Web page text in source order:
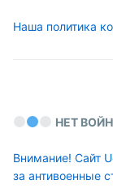
Наша политика
НЕТ
Внимание! Сайт
за антивоенные